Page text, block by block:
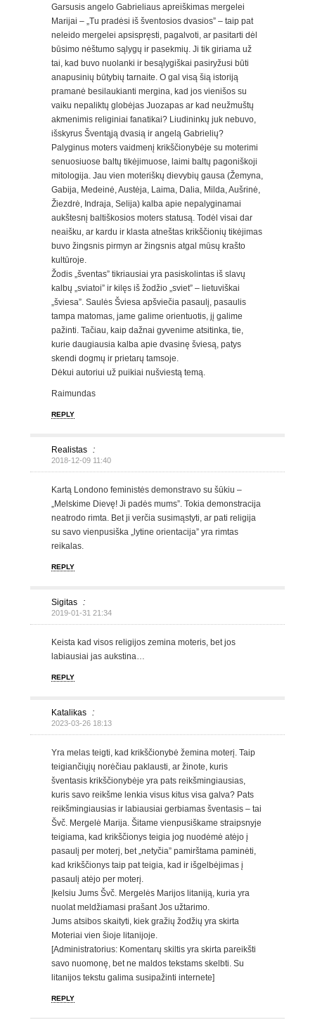
Garsusis angelo Gabrieliaus apreiškimas mergelei
Marijai – „Tu pradėsi iš šventosios dvasios” – taip pat
neleido mergelei apsispręsti, pagalvoti, ar pasitarti dėl
būsimo nėštumo sąlygų ir pasekmių. Ji tik giriama už
tai, kad buvo nuolanki ir besąlygiškai pasiryžusi būti
anapusinių būtybių tarnaite. O gal visą šią istoriją
pramanė besilaukianti mergina, kad jos vienišos su
vaiku nepaliktų globėjas Juozapas ar kad neužmuštų
akmenimis religiniai fanatikai? Liudininkų juk nebuvo,
išskyrus Šventąją dvasią ir angelą Gabrielių?
Palyginus moters vaidmenį krikščionybėje su moterimi
senuosiuose baltų tikėjimuose, laimi baltų pagoniškoji
mitologija. Jau vien moteriškų dievybių gausa (Žemyna,
Gabija, Medeinė, Austėja, Laima, Dalia, Milda, Aušrinė,
Žiezdrė, Indraja, Selija) kalba apie nepalyginamai
aukštesnį baltiškosios moters statusą. Todėl visai dar
neaišku, ar kardu ir klasta atneštas krikščionių tikėjimas
buvo žingsnis pirmyn ar žingsnis atgal mūsų krašto
kultūroje.
Žodis „šventas” tikriausiai yra pasiskolintas iš slavų
kalbų „sviatoi” ir kilęs iš žodžio „sviet” – lietuviškai
„šviesa”. Saulės Šviesa apšviečia pasaulį, pasaulis
tampa matomas, jame galime orientuotis, jį galime
pažinti. Tačiau, kaip dažnai gyvenime atsitinka, tie,
kurie daugiausia kalba apie dvasinę šviesą, patys
skendi dogmų ir prietarų tamsoje.
Dėkui autoriui už puikiai nušviestą temą.
Raimundas
REPLY
Realistas :
2018-12-09 11:40
Kartą Londono feministės demonstravo su šūkiu –
„Melskime Dievę! Ji padės mums”. Tokia demonstracija
neatrodo rimta. Bet ji verčia susimąstyti, ar pati religija
su savo vienpusiška „lytine orientacija” yra rimtas
reikalas.
REPLY
Sigitas :
2019-01-31 21:34
Keista kad visos religijos zemina moteris, bet jos
labiausiai jas aukstina…
REPLY
Katalikas :
2023-03-26 18:13
Yra melas teigti, kad krikščionybė žemina moterį. Taip
teigiančiųjų norėčiau paklausti, ar žinote, kuris
šventasis krikščionybėje yra pats reikšmingiausias,
kuris savo reikšme lenkia visus kitus visa galva? Pats
reikšmingiausias ir labiausiai gerbiamas šventasis – tai
Švč. Mergelė Marija. Šitame vienpusiškame straipsnyje
teigiama, kad krikščionys teigia jog nuodėmė atėjo į
pasaulį per moterį, bet „netyčia” pamirštama paminėti,
kad krikščionys taip pat teigia, kad ir išgelbėjimas į
pasaulį atėjo per moterį.
Įkelsiu Jums Švč. Mergelės Marijos litaniją, kuria yra
nuolat meldžiamasi prašant Jos užtarimo.
Jums atsibos skaityti, kiek gražių žodžių yra skirta
Moteriai vien šioje litanijoje.
[Administratorius: Komentarų skiltis yra skirta pareikšti
savo nuomonę, bet ne maldos tekstams skelbti. Su
litanijos tekstu galima susipažinti internete]
REPLY